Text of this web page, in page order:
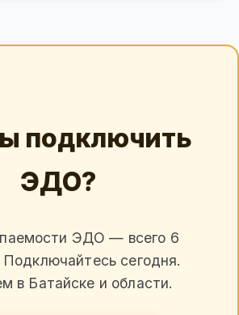
подключить
ЭДО?
ЭДО — всего 6
сегодня.
в Батайске и области.